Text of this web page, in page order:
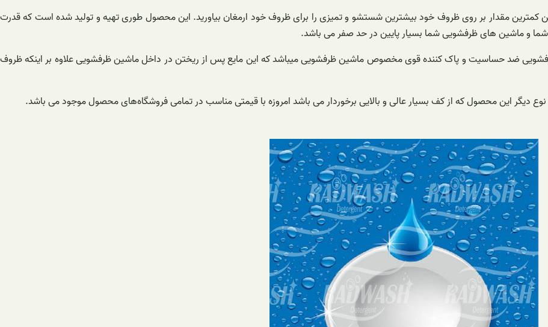
مقدار بر روی ظروف خود بیشترین شستشو و تمیزی را برای ظروف خود ارمغان بیاورید. این محصول طوری تهیه و تولید شده است که قدرت
و ماشین های ظرفشویی شما بسیار پایین در حد صفر می باشد.
ظرفشویی ضد حساسیت و پاک کننده قوی مخصوص ماشین ظرفشویی میباشد که این مایع پس از ریختن در داخل ماشین ظرفشویی علاوه بر اینکه ظروف
دیگر این محصول که از کف بسیار عالی و بالایی برخوردار می باشد امروزه با قیمتی مناسب در تمامی فروشگاه‌های محصول موجود می باشد.